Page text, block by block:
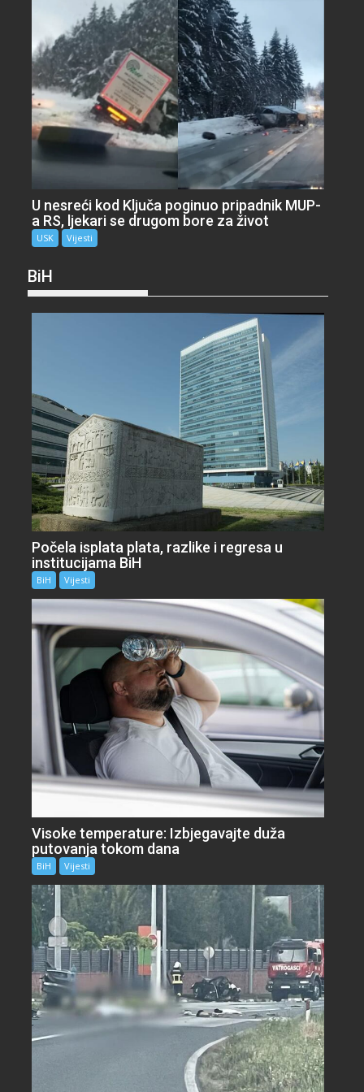
U nesreći kod Ključa poginuo pripadnik MUP-
a RS, ljekari se drugom bore za život
USK Vijesti
BiH
Počela isplata plata, razlike i regresa u
institucijama BiH
BiH Vijesti
Visoke temperature: Izbjegavajte duža
putovanja tokom dana
BiH Vijesti